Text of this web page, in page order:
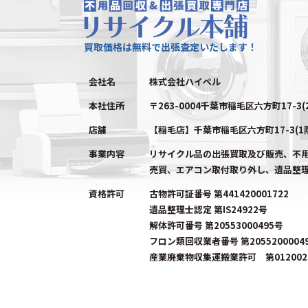
買取価格は無料で出張査定いたします！
会社名
株式会社ハイペル
本社住所
〒263-0004千葉市稲毛区六方町17-
店舗
【稲毛店】千葉市稲毛区六方町17-3(1
事業内容
リサイクル品の出張買取及び販売、不
売買、エアコン取付取り外し、遺品整
資格許可
古物許可証番号 第441420001722
遺品整理士認定 第IS24922号
解体許可番号 第20553000495号
フロン類回収業者番号 第
産業廃棄物収集運搬業許可 第